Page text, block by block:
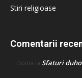
Stiri religioase
Comentarii
Doina la Sfaturi